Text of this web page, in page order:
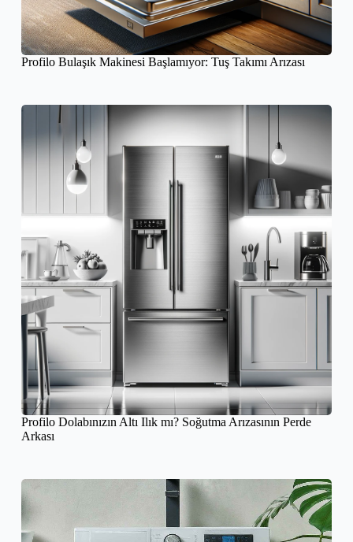
Profilo Bulaşık Makinesi Başlamıyor: Tuş Takımı Arızası
Profilo Dolabınızın Altı Ilık mı? Soğutma Arızasının Perde
Arkası